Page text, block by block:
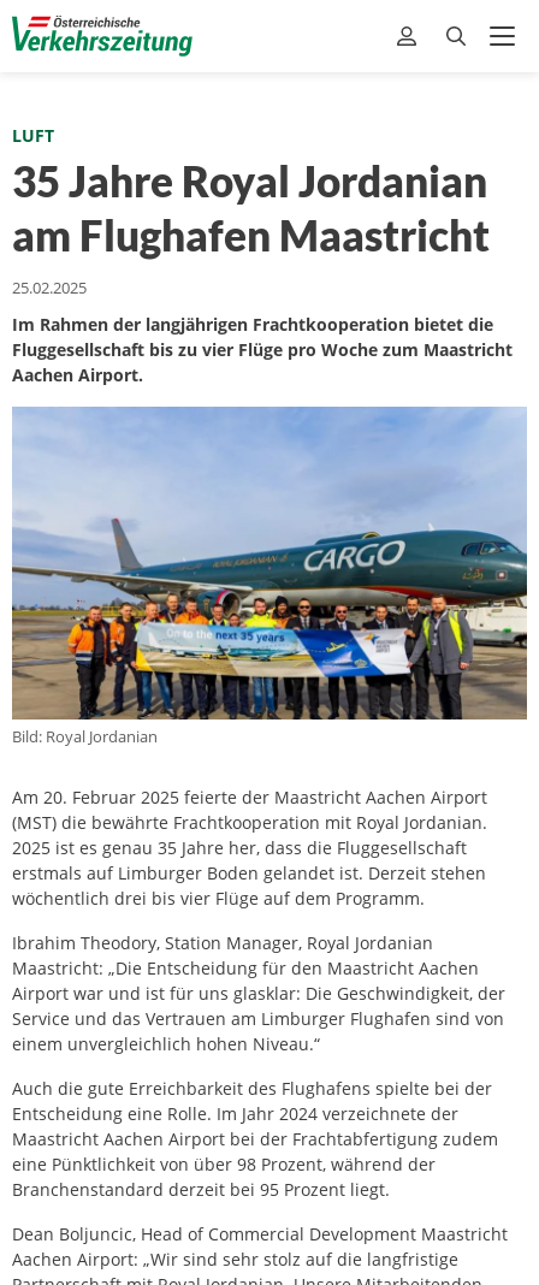
LUFT
35 Jahre Royal Jordanian
am Flughafen Maastricht
25.02.2025
Im Rahmen der langjährigen Frachtkooperation bietet die
Fluggesellschaft bis zu vier Flüge pro Woche zum Maastricht
Aachen Airport.
Bild: Royal Jordanian
Am 20. Februar 2025 feierte der Maastricht Aachen Airport
(MST) die bewährte Frachtkooperation mit Royal Jordanian.
2025 ist es genau 35 Jahre her, dass die Fluggesellschaft
erstmals auf Limburger Boden gelandet ist. Derzeit stehen
wöchentlich drei bis vier Flüge auf dem Programm.
Ibrahim Theodory, Station Manager, Royal Jordanian
Maastricht: „Die Entscheidung für den Maastricht Aachen
Airport war und ist für uns glasklar: Die Geschwindigkeit, der
Service und das Vertrauen am Limburger Flughafen sind von
einem unvergleichlich hohen Niveau.“
Auch die gute Erreichbarkeit des Flughafens spielte bei der
Entscheidung eine Rolle. Im Jahr 2024 verzeichnete der
Maastricht Aachen Airport bei der Frachtabfertigung zudem
eine Pünktlichkeit von über 98 Prozent, während der
Branchenstandard derzeit bei 95 Prozent liegt.
Dean Boljuncic, Head of Commercial Development Maastricht
Aachen Airport: „Wir sind sehr stolz auf die langfristige